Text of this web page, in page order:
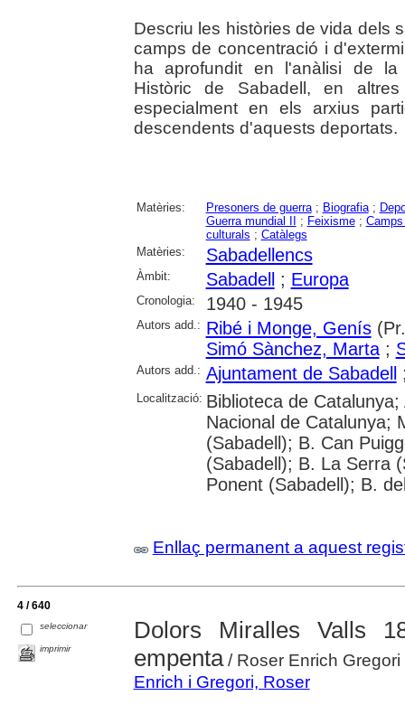
Descriu les històries de vida dels
camps de concentració i
ha aprofundit en l'anàlisi de la
Històric de Sabadell, en
especialment en els arxius
descendents d'aquests deportats.
Matèries: Presoners de guerra; Biografia;
Guerra mundial II
; Feixisme;
culturals ; Catàlegs
Matèries:
Sabadellencs
Àmbit: Sabadell ; Europa
Cronologia: 1940 - 1945
Autors add.: Ribé i Monge, Genís
Simó Sànchez, Marta;
Autors add.: Ajuntament de Sabadell
Localització: Biblioteca de
Nacional de Catalunya;
(Sabadell); B. Can
(Sabadell); B. La Serra
Ponent (Sabadell); B.
Enllaç permanent a aquest
4 / 640
seleccionar
imprimir
Dolors Miralles Valls
empenta/ Roser Enrich Gregori
Enrich i Gregori, Roser